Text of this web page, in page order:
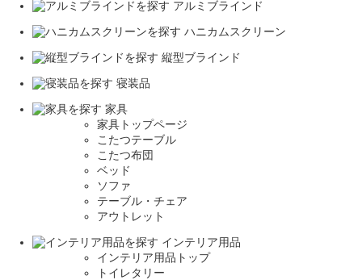
アルミブラインド
ハニカムスクリーン
縦型ブラインド
寝装品
家具
家具トップページ
こたつテーブル
こたつ布団
ベッド
ソファ
テーブル・チェア
アウトレット
インテリア用品
インテリア用品トップ
トイレタリー